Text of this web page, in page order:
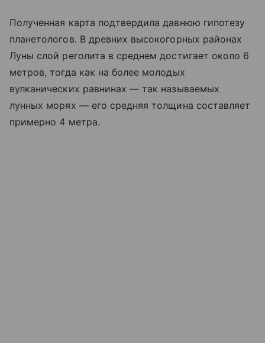
Полученная карта подтвердила давнюю гипотезу
планетологов. В древних высокогорных районах
Луны слой реголита в среднем достигает около 6
метров, тогда как на более молодых
вулканических равнинах — так называемых
лунных морях — его средняя толщина составляет
примерно 4 метра.